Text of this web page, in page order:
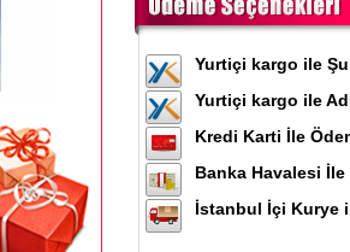
Yurtiçi kargo ile
Yurtiçi kargo ile
Kredi Karti İle
Banka Havalesi İle
İstanbul İçi Kurye